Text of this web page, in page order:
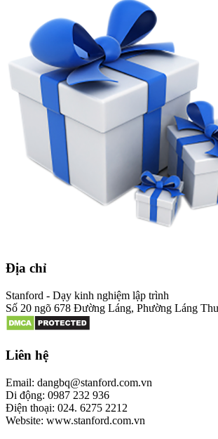
Địa chỉ
Stanford - Dạy kinh nghiệm lập trình
Số 20 ngõ 678 Đường Láng, Phường Láng
Liên hệ
Email: dangbq@stanford.com.vn
Di động: 0987 232 936
Điện thoại: 024. 6275 2212
Website: www.stanford.com.vn